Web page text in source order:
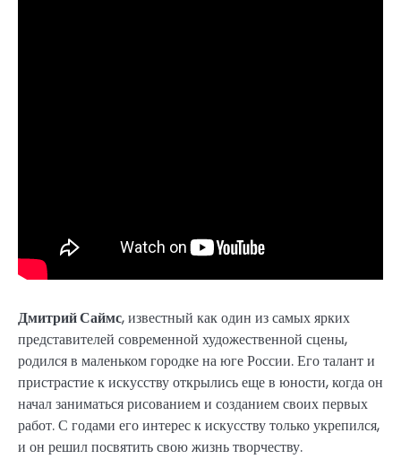
Дмитрий Саймс, известный как один из самых ярких
представителей современной художественной сцены,
родился в маленьком городке на юге России. Его талант и
пристрастие к искусству открылись еще в юности, когда он
начал заниматься рисованием и созданием своих первых
работ. С годами его интерес к искусству только укрепился,
и он решил посвятить свою жизнь творчеству.